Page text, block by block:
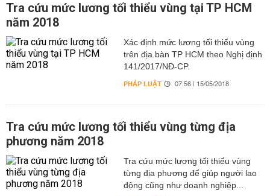
Tra cứu mức lương tối thiểu vùng tại TP HCM
năm 2018
Xác định mức lương tối thiểu vùng
trên địa bàn TP HCM theo Nghị định
141/2017/NĐ-CP.
PHÁP LUẬT 07:56 | 15/05/2018
Tra cứu mức lương tối thiểu vùng từng địa
phương năm 2018
Tra cứu mức lương tối thiểu vùng
từng địa phương để giúp người lao
động cũng như doanh nghiệp...